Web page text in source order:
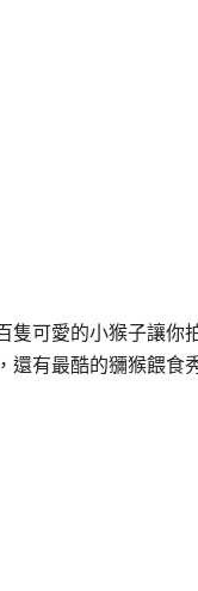
隻可愛的小猴子讓你
有最酷的獼猴餵食